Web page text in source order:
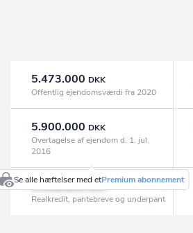
5.473.000 DKK
Offentlig ejendomsværdi fra 2020
5.900.000 DKK
Overtagelse af ejendom d. 1. jul.
2016
3.438.600
Se alle hæftelser med etPremium abonnement
Realkredit, pantebreve og underpant